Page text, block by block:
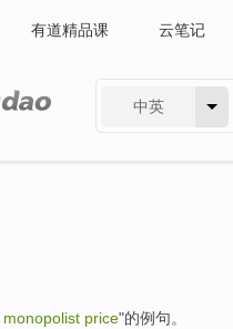
有道精品课 云笔记
中英
monopolist price"的例句。